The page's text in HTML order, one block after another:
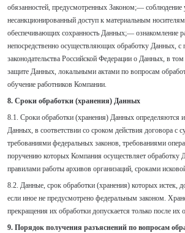
обязанностей, предусмотренных Законом;—
несанкционированный доступ к материальным
обеспечивающих сохранность Данных;— ознакомление
непосредственно осуществляющих обработку Данных, с
законодательства Российской Федерации о Данных, в
защите Данных, локальными актами по вопросам
обучение работников Компании.
8. Сроки обработки (хранения) Данных
8.1. Сроки обработки (хранения) Данных определяются
Данных, в соответствии со сроком действия договора с
требованиями федеральных законов, требованиями
поручению которых Компания осуществляет обработку
правилами работы архивов организаций, сроками
8.2. Данные, срок обработки (хранения) которых истек,
если иное не предусмотрено федеральным законом.
прекращения их обработки допускается только после их
9. Порядок получения разъяснений по вопросам